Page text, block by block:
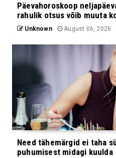
Päevahoroskoop
rahulik otsus võib muuta
Unknown August 06, 2026
Need tähemärgid ei taha
puhumisest midagi kuulda